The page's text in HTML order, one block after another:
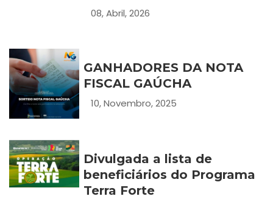
08, Abril, 2026
GANHADORES DA NOTA
FISCAL GAÚCHA
10, Novembro, 2025
Divulgada a lista de
beneficiários do Programa
Terra Forte